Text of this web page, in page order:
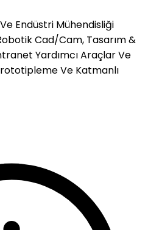
Endüstri Mühendisliği
Cad/Cam, Tasarım &
Yardımcı Araçlar Ve
Ve Katmanlı